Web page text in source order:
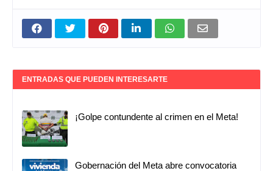
ENTRADAS QUE PUEDEN INTERESARTE
¡Golpe contundente al crimen en el Meta!
Gobernación del Meta abre convocatoria